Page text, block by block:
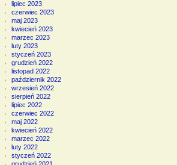
lipiec 2023
czerwiec 2023
maj 2023
kwiecień 2023
marzec 2023
luty 2023
styczeń 2023
grudzień 2022
listopad 2022
październik 2022
wrzesień 2022
sierpień 2022
lipiec 2022
czerwiec 2022
maj 2022
kwiecień 2022
marzec 2022
luty 2022
styczeń 2022